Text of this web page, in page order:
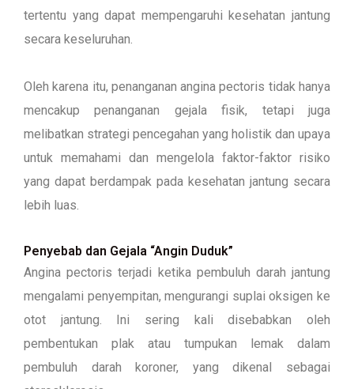
tertentu yang dapat mempengaruhi kesehatan jantung
secara keseluruhan.
Oleh karena itu, penanganan angina pectoris tidak hanya
mencakup penanganan gejala fisik, tetapi juga
melibatkan strategi pencegahan yang holistik dan upaya
untuk memahami dan mengelola faktor-faktor risiko
yang dapat berdampak pada kesehatan jantung secara
lebih luas.
Penyebab dan Gejala “Angin Duduk”
Angina pectoris terjadi ketika pembuluh darah jantung
mengalami penyempitan, mengurangi suplai oksigen ke
otot jantung. Ini sering kali disebabkan oleh
pembentukan plak atau tumpukan lemak dalam
pembuluh darah koroner, yang dikenal sebagai